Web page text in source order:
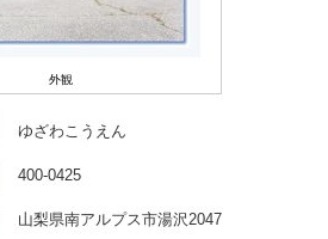
外観
ゆざわこうえん
400-0425
山梨県南アルプス市湯沢2047